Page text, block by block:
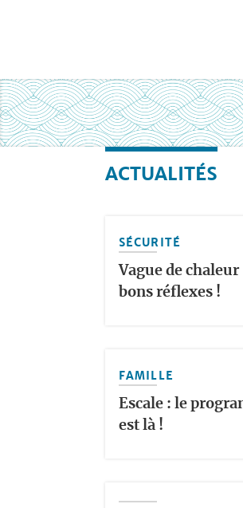
ACTUALITÉS
SÉCURITÉ
Vague de chaleur
bons réflexes !
FAMILLE
Escale : le
est là !